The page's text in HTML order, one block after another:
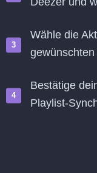
Wähle die
Bestätige
Playlist-